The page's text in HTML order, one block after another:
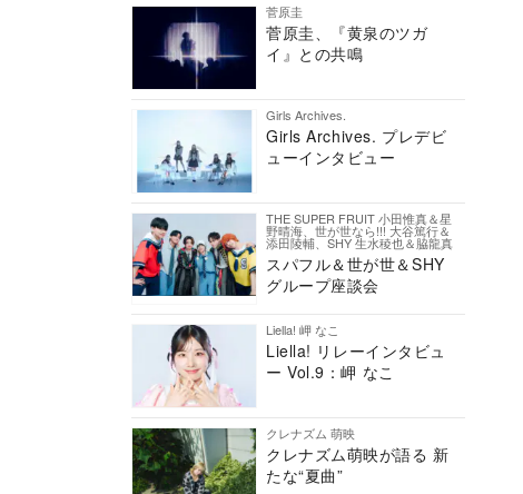
菅原圭
菅原圭、『黄泉のツガ
イ』との共鳴
Girls Archives.
Girls Archives. プレデビ
ューインタビュー
THE SUPER FRUIT 小田惟真＆星
野晴海、世が世なら!!! 大谷篤行＆
添田陵輔、SHY 生水稜也＆脇龍真
スパフル＆世が世＆SHY
グループ座談会
Liella! 岬 なこ
Liella! リレーインタビュ
ー Vol.9：岬 なこ
クレナズム 萌映
クレナズム萌映が語る 新
たな“夏曲”